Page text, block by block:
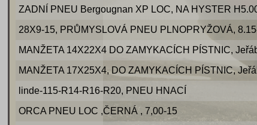
ZADNÍ PNEU Bergougnan XP LOC, NA HYSTER
28X9-15, PRŮMYSLOVÁ PNEU PLNOPRYŽOVÁ,
MANŽETA 14X22X4 DO ZAMYKACÍCH PÍSTNIC,
MANŽETA 17X25X4, DO ZAMYKACÍCH PÍSTNIC,
linde-115-R14-R16-R20, PNEU HNACÍ
ORCA PNEU LOC ,ČERNÁ , 7,00-15